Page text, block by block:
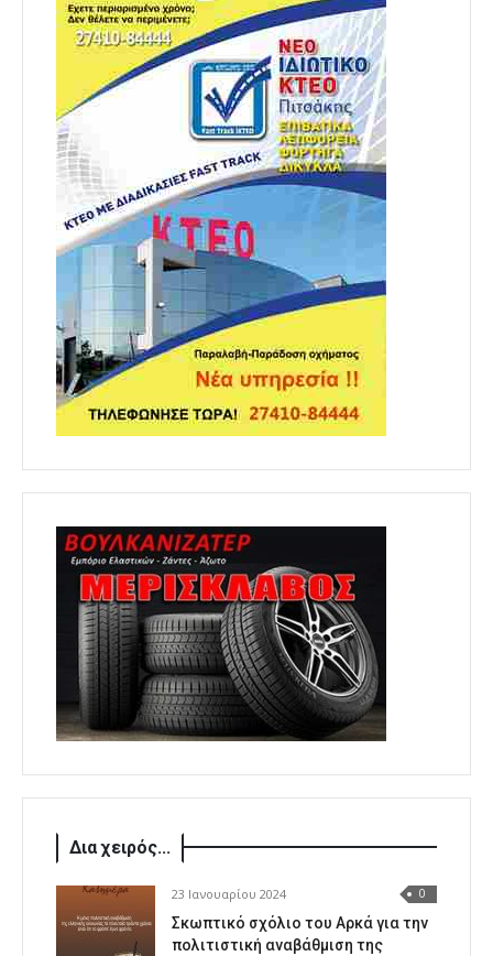
Δια χειρός...
23 Ιανουαρίου 2024 0
Σκωπτικό σχόλιο του Αρκά για την
πολιτιστική αναβάθμιση της